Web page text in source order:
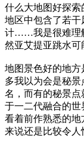
什么大地图好探
地区中包含了若
计……我是很难理
然亚艾提亚跳水可
地图景色好的地
多我以为会是秘
名，而有的秘景点
于一二代融合的
看着前作熟悉的
来说还是比较令人